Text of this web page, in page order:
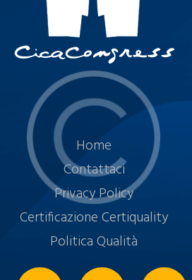
Home
Contattaci
Privacy Policy
Certificazione Certiquality
Politica Qualità